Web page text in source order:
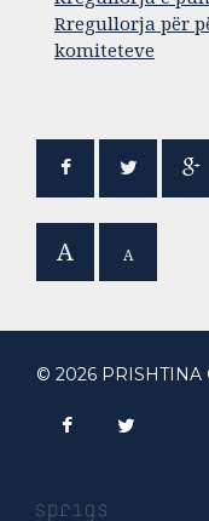
Rregullorja për
komiteteve
A A
© 2026 PRISHTINA